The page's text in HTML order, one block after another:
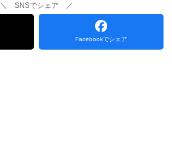
＼ SNSでシェア ／
Facebookでシェア